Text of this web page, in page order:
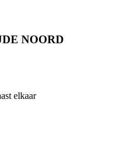
NOORD
elkaar